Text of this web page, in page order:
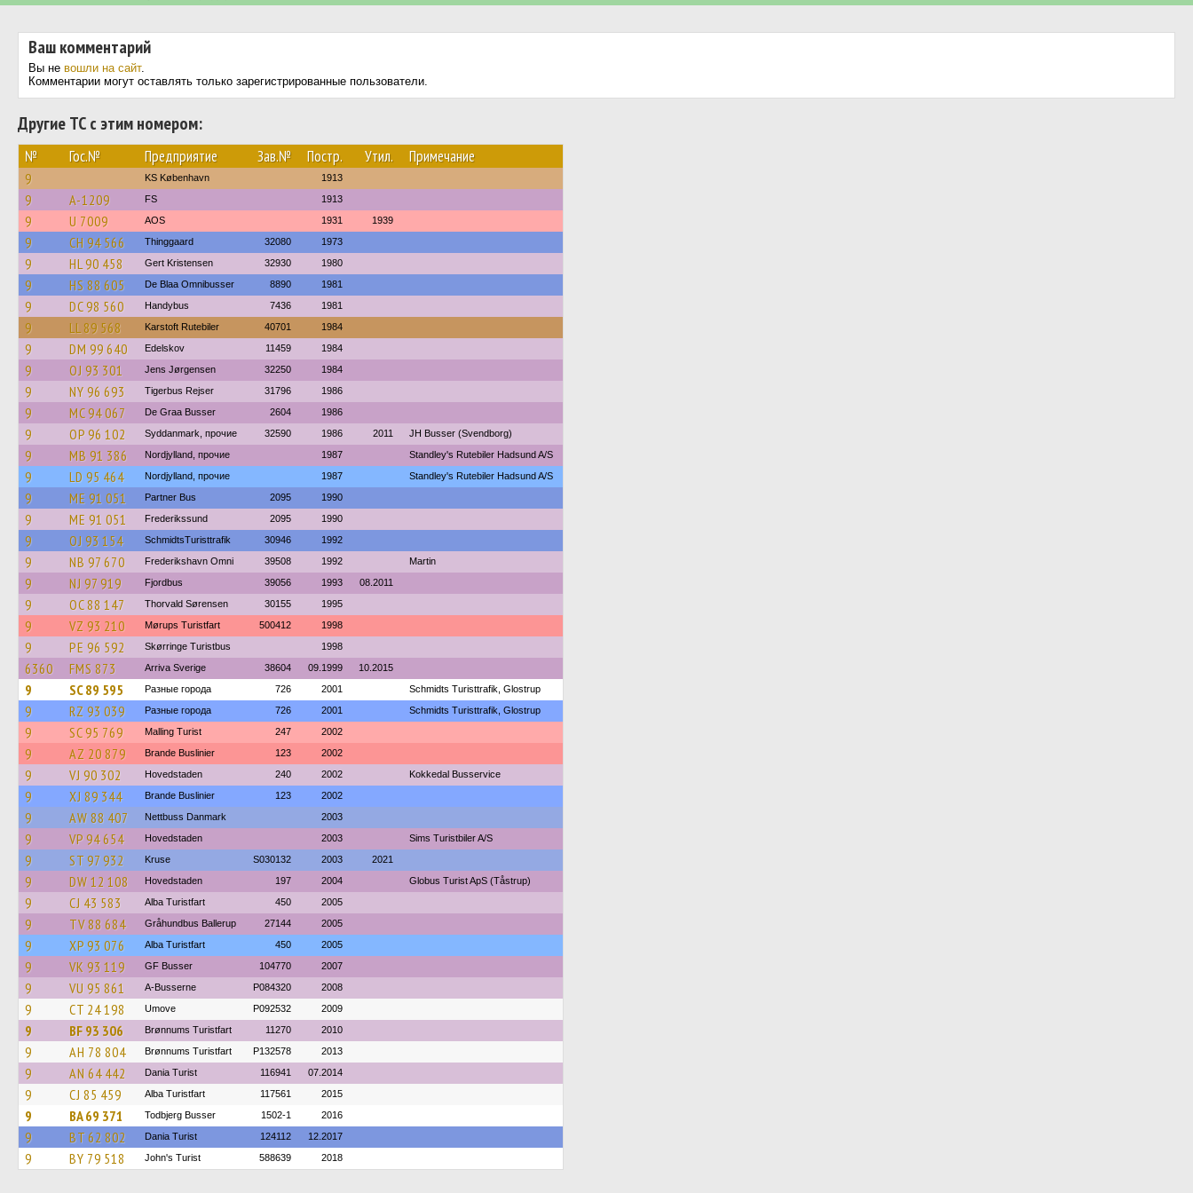
Ваш комментарий
Вы не вошли на сайт.
Комментарии могут оставлять только зарегистрированные пользователи.
Другие ТС с этим номером:
№ Гос.№ Предприятие Зав.№ Постр. Утил. Примечание
9 KS København 1913
9 A-1209 FS 1913
9 U 7009 AOS 1931 1939
9 CH 94 566 Thinggaard 32080 1973
9 HL 90 458 Gert Kristensen 32930 1980
9 HS 88 605 De Blaa Omnibusser 8890 1981
9 DC 98 560 Handybus 7436 1981
9 LL 89 568 Karstoft Rutebiler 40701 1984
9 DM 99 640 Edelskov 11459 1984
9 OJ 93 301 Jens Jørgensen 32250 1984
9 NY 96 693 Tigerbus Rejser 31796 1986
9 MC 94 067 De Graa Busser 2604 1986
9 OP 96 102 Syddanmark, прочие 32590 1986 2011 JH Busser (Svendborg)
9 MB 91 386 Nordjylland, прочие 1987 Standley's Rutebiler Hadsund A/S
9 LD 95 464 Nordjylland, прочие 1987 Standley's Rutebiler Hadsund A/S
9 ME 91 051 Partner Bus 2095 1990
9 ME 91 051 Frederikssund 2095 1990
9 OJ 93 154 SchmidtsTuristtrafik 30946 1992
9 NB 97 670 Frederikshavn Omni 39508 1992 Martin
9 NJ 97 919 Fjordbus 39056 1993 08.2011
9 OC 88 147 Thorvald Sørensen 30155 1995
9 VZ 93 210 Mørups Turistfart 500412 1998
9 PE 96 592 Skørringe Turistbus 1998
6360 FMS 873 Arriva Sverige 38604 09.1999 10.2015
9 SC 89 595 Разные города 726 2001 Schmidts Turisttrafik, Glostrup
9 RZ 93 039 Разные города 726 2001 Schmidts Turisttrafik, Glostrup
9 SC 95 769 Malling Turist 247 2002
9 AZ 20 879 Brande Buslinier 123 2002
9 VJ 90 302 Hovedstaden 240 2002 Kokkedal Busservice
9 XJ 89 344 Brande Buslinier 123 2002
9 AW 88 407 Nettbuss Danmark 2003
9 VP 94 654 Hovedstaden 2003 Sims Turistbiler A/S
9 ST 97 932 Kruse S030132 2003 2021
9 DW 12 108 Hovedstaden 197 2004 Globus Turist ApS (Tåstrup)
9 CJ 43 583 Alba Turistfart 450 2005
9 TV 88 684 Gråhundbus Ballerup 27144 2005
9 XP 93 076 Alba Turistfart 450 2005
9 VK 93 119 GF Busser 104770 2007
9 VU 95 861 A-Busserne P084320 2008
9 CT 24 198 Umove P092532 2009
9 BF 93 306 Brønnums Turistfart 11270 2010
9 AH 78 804 Brønnums Turistfart P132578 2013
9 AN 64 442 Dania Turist 116941 07.2014
9 CJ 85 459 Alba Turistfart 117561 2015
9 BA 69 371 Todbjerg Busser 1502-1 2016
9 BT 62 802 Dania Turist 124112 12.2017
9 BY 79 518 John's Turist 588639 2018